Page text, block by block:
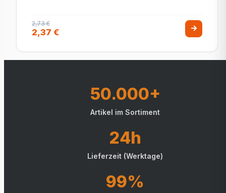
2,73 €
2,37 €
50.000+
Artikel im Sortiment
24h
Lieferzeit (Werktage)
99%